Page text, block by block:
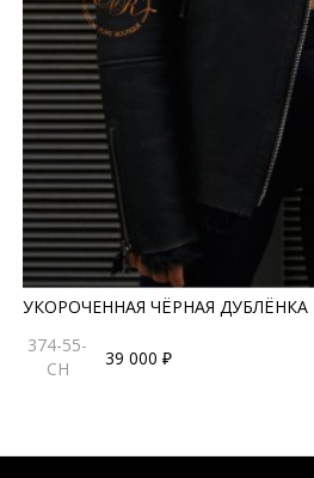
УКОРОЧЕННАЯ ЧЁРНАЯ
374-55-
CH
39 000 ₽